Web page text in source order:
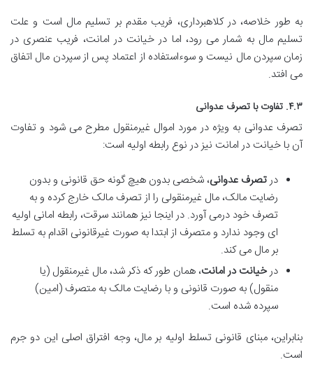
به طور خلاصه، در کلاهبرداری، فریب مقدم بر تسلیم مال است و علت
تسلیم مال به شمار می رود، اما در خیانت در امانت، فریب عنصری در
زمان سپردن مال نیست و سوءاستفاده از اعتماد پس از سپردن مال اتفاق
می افتد.
۴.۳. تفاوت با تصرف عدوانی
تصرف عدوانی به ویژه در مورد اموال غیرمنقول مطرح می شود و تفاوت
آن با خیانت در امانت نیز در نوع رابطه اولیه است:
درتصرف عدوانی، شخصی بدون هیچ گونه حق قانونی و بدون
رضایت مالک، مال غیرمنقولی را از تصرف مالک خارج کرده و به
تصرف خود درمی آورد. در اینجا نیز همانند سرقت، رابطه امانی اولیه
ای وجود ندارد و متصرف از ابتدا به صورت غیرقانونی اقدام به تسلط
بر مال می کند.
درخیانت در امانت، همان طور که ذکر شد، مال غیرمنقول (یا
منقول) به صورت قانونی و با رضایت مالک به متصرف (امین)
سپرده شده است.
بنابراین، مبنای قانونی تسلط اولیه بر مال، وجه افتراق اصلی این دو جرم
است.